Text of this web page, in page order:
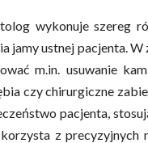
wykonuje szereg
jamy ustnej pacjenta. W
m.in. usuwanie
czy chirurgiczne
pacjenta,
z precyzyjnych